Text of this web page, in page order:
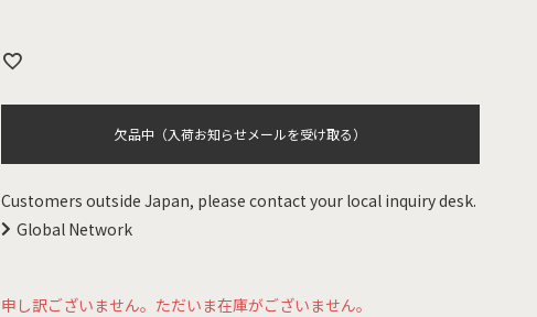
欠品中（入荷お知らせメールを受け取る）
Customers outside Japan, please contact your local inquiry desk.
Global Network
申し訳ございません。ただいま在庫がございません。